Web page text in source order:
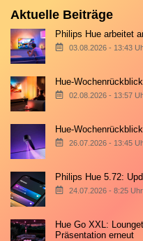
Aktuelle Beiträge
Philips Hue arbeitet
03.08.2026 - 13:43
Hue-
02.08.2026 - 13:57
Hue-
26.07.2026 - 13:45
Philips Hue 5.72:
24.07.2026 - 8:25 Uhr
Hue Go XXL:
Präsentation erneut